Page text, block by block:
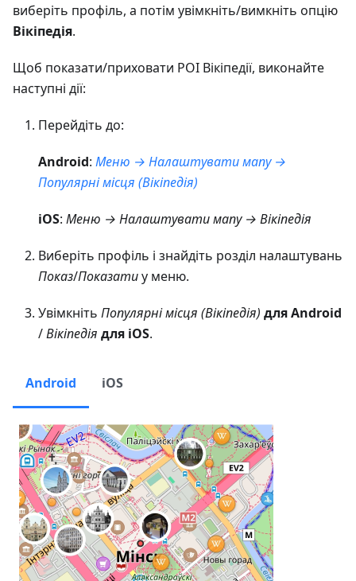
виберіть профіль, а потім увімкніть/вимкніть опцію
Вікіпедія.
Щоб показати/приховати POI Вікіпедії, виконайте
наступні дії:
Перейдіть до:
Android: Меню → Налаштувати мапу →
Популярні місця (Вікіпедія)
iOS: Меню → Налаштувати мапу → Вікіпедія
Виберіть профіль і знайдіть розділ налаштувань
Показ/Показатиу меню.
Увімкніть Популярні місця (Вікіпедія) для Android
/Вікіпедія для iOS.
Android iOS